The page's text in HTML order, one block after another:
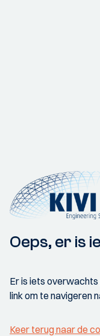
Oeps, er is
Er is iets
link om te navigeren
Keer terug naar de